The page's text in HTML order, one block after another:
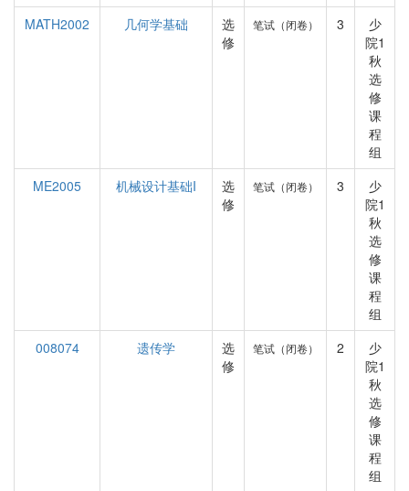
MATH2002
几何学基础
选
修
笔试（闭卷） 3
少
院1
秋
选
修
课
程
组
ME2005
机械设计基础I
选
修
笔试（闭卷） 3
少
院1
秋
选
修
课
程
组
008074
遗传学
选
修
笔试（闭卷） 2
少
院1
秋
选
修
课
程
组